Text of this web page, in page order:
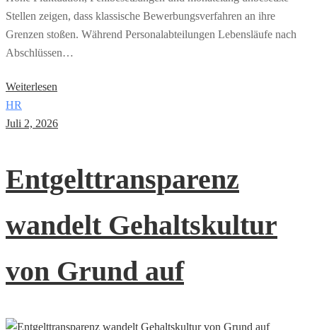
Stellen zeigen, dass klassische Bewerbungsverfahren an ihre
Grenzen stoßen. Während Personalabteilungen Lebensläufe nach
Abschlüssen…
Weiterlesen
HR
Juli 2, 2026
Entgelttransparenz
wandelt Gehaltskultur
von Grund auf